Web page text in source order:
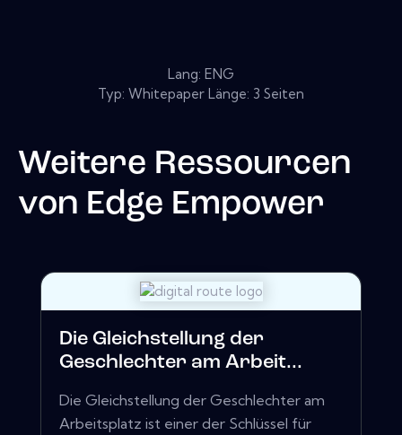
Lang: ENG
Typ: Whitepaper Länge: 3 Seiten
Weitere Ressourcen
von Edge Empower
Die Gleichstellung der
Geschlechter am Arbeit...
Die Gleichstellung der Geschlechter am
Arbeitsplatz ist einer der Schlüssel für